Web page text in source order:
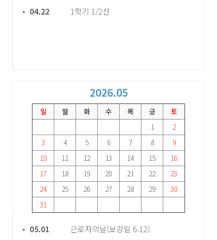
04.22
1학기 1/2선
2026.05
일 월 화 수 목 금
토
1
2
3
4 5 6 7 8
9
10
11 12 13 14 15
16
17
18 19 20 21 22
23
24
25 26 27 28 29
30
31
05.01
근로자의날(보강일 6.12)